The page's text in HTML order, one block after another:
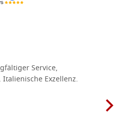
Service,
Exzellenz.